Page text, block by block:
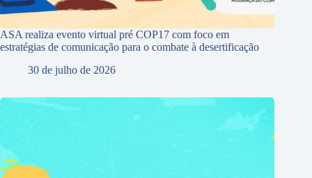
ASA realiza evento virtual pré COP17 com foco em
estratégias de comunicação para o combate à desertificação
30 de julho de 2026